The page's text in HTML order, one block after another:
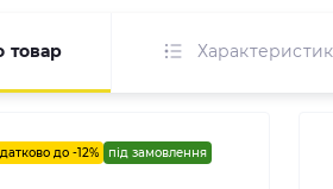
товар
до -12%
під замовлення